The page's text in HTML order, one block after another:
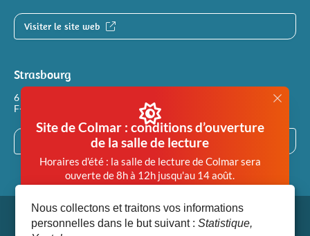
Nous collectons et traitons vos informations
personnelles dans le but suivant : Statistique,
Visiter le site web
Strasbourg
6 rue Philippe Dollinger
F-67100 STRASBOURG
Visiter le site web
Site de Colmar : conditions d’ouverture
de la salle de lecture
Horaires d'été : la salle de lecture de Colmar sera
ouverte de 8h à 12h jusqu'au 14 août.
lecture compatibles avec la santé de chacun, la salle
de lecture de Colmar est désormais